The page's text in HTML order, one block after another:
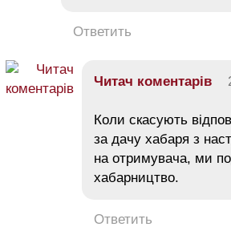
Ответить
Читач коментарів
Коли скасують
за дачу хабаря з
на отримувача, ми
хабарництво.
Ответить